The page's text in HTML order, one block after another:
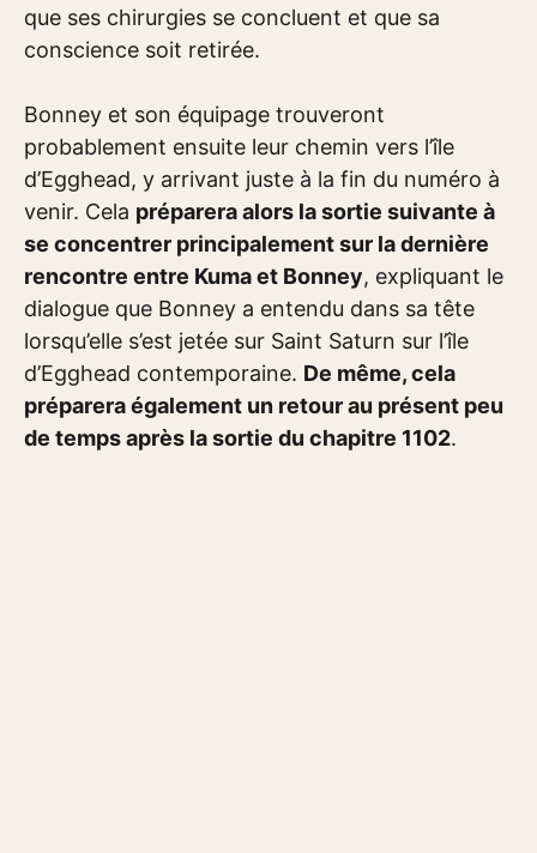
que ses chirurgies se concluent et que sa
conscience soit retirée.
Bonney et son équipage trouveront
probablement ensuite leur chemin vers l’île
d’Egghead, y arrivant juste à la fin du numéro à
venir. Cela préparera alors la sortie suivante à
se concentrer principalement sur la dernière
rencontre entre Kuma et Bonney, expliquant le
dialogue que Bonney a entendu dans sa tête
lorsqu’elle s’est jetée sur Saint Saturn sur l’île
d’Egghead contemporaine. De même, cela
préparera également un retour au présent peu
de temps après la sortie du chapitre 1102.